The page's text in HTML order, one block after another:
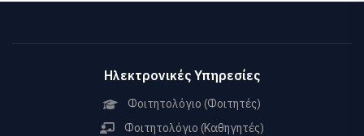
Ηλεκτρονικές Υπηρεσίες
Φοιτητολόγιο (Φοιτητές)
Φοιτητολόγιο (Καθηγητές)